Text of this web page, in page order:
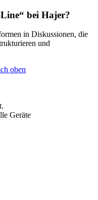
bei Hajer?
in Diskussionen, die
und
oben
Geräte